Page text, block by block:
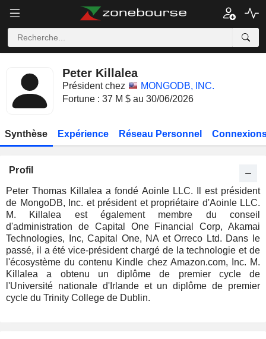
Peter Killalea
Président chez
MONGODB, INC.
Fortune : 37 M $ au 30/06/2026
Synthèse Expérience Réseau Personnel
Profil
Peter Thomas Killalea a fondé Aoinle LLC. Il est président
de MongoDB, Inc. et président et propriétaire d'Aoinle LLC.
M. Killalea est également membre du conseil
d'administration de Capital One Financial Corp, Akamai
Technologies, Inc, Capital One, NA et Orreco Ltd. Dans le
passé, il a été vice-président chargé de la technologie et de
l'écosystème du contenu Kindle chez Amazon.com, Inc. M.
Killalea a obtenu un diplôme de premier cycle de
l'Université nationale d'Irlande et un diplôme de premier
cycle du Trinity College de Dublin.